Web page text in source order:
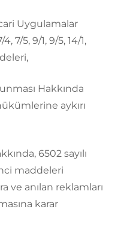
Uygulamalar
7/5, 9/1, 9/5, 14/1,
Hakkında
aykırı
6502 sayılı
maddeleri
ve anılan reklamları
karar